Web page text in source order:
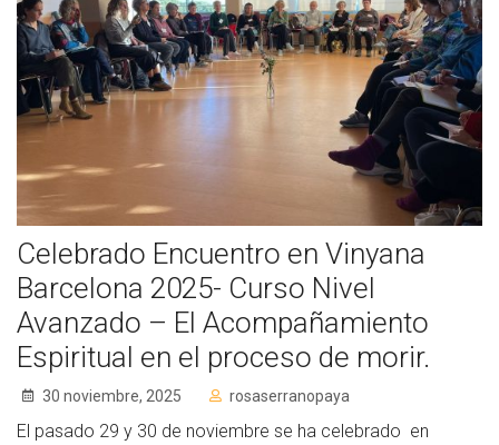
Celebrado Encuentro en Vinyana
Barcelona 2025- Curso Nivel
Avanzado – El Acompañamiento
Espiritual en el proceso de morir.
30 noviembre, 2025 rosaserranopaya
El pasado 29 y 30 de noviembre se ha celebrado en